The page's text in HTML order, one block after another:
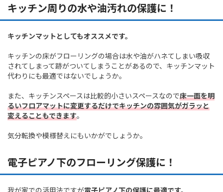
キッチン周りの水や油汚れの保護に！
キッチンマットとしてもオススメです。
キッチンの床がフローリングの場合は水や油がハネてしまい吸収
されてしまって跡がついてしまうことがあるので、キッチンマット
代わりにも最適ではないでしょうか。
また、キッチンスペースは比較的小さいスペースなので床一面を明
るいフロアマットに変更するだけでキッチンの雰囲気がガラッと
変えることもできます。
気分転換や模様替えにもいかがでしょうか。
電子ピアノ下のフローリング保護に！
我が家での活用法ですが電子ピアノ下の保護に最適です。